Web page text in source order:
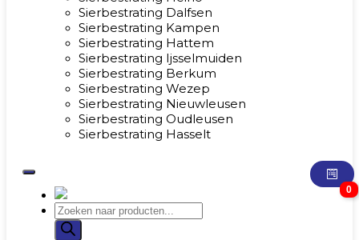
Sierbestrating Dalfsen
Sierbestrating Kampen
Sierbestrating Hattem
Sierbestrating Ijsselmuiden
Sierbestrating Berkum
Sierbestrating Wezep
Sierbestrating Nieuwleusen
Sierbestrating Oudleusen
Sierbestrating Hasselt
0